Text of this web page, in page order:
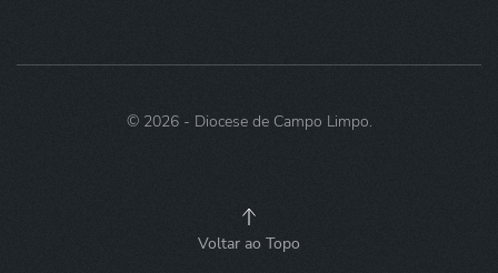
© 2026- Diocese de Campo Limpo.
Voltar ao Topo